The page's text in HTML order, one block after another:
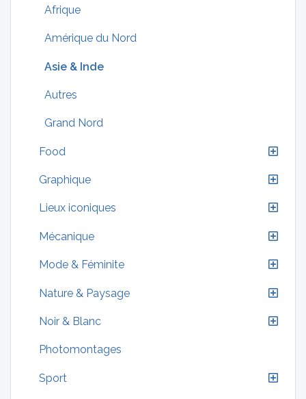
Afrique
Amérique du Nord
Asie & Inde
Autres
Grand Nord
Food
Graphique
Lieux iconiques
Mécanique
Mode & Féminite
Nature & Paysage
Noir & Blanc
Photomontages
Sport